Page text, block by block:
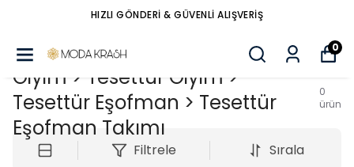
HIZLI GÖNDERİ & GÜVENLİ ALIŞVERİŞ
0
Giyim > Tesettür Giyim >
Tesettür Eşofman > Tesettür
Eşofman Takımı
0
ürün
Filtrele Sırala